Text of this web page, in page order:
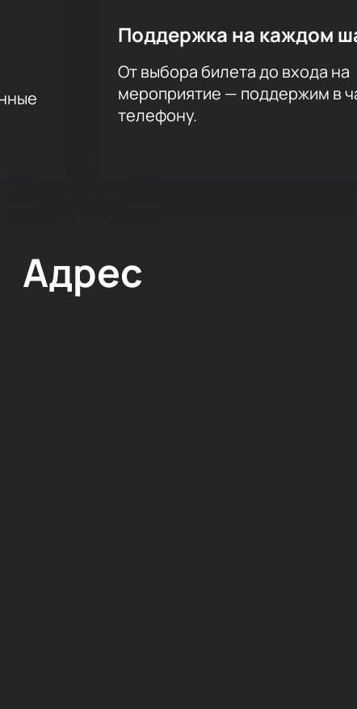
Поддержка на каждом
От выбора билета до входа на
мероприятие — поддержим в
телефону.
Адрес